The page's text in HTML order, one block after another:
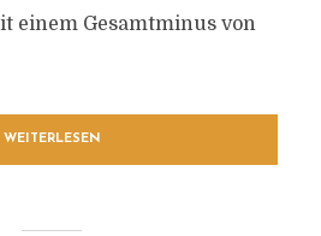
einem Gesamtminus von
WEITERLESEN